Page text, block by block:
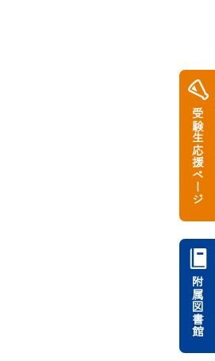
受験生応援ページ
附属図書館